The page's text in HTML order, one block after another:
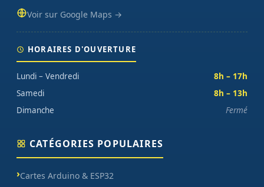
Voir sur Google Maps →
HORAIRES D'OUVERTURE
Lundi – Vendredi
8h – 17h
Samedi
8h – 13h
Dimanche
Fermé
CATÉGORIES POPULAIRES
Cartes Arduino & ESP32